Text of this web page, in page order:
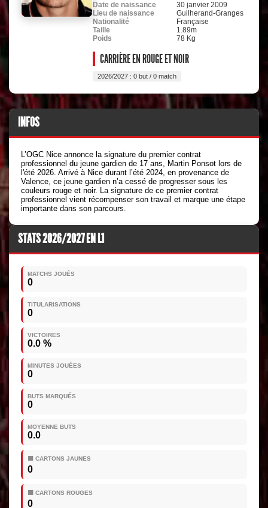
Date de naissance
30 janvier 2009
Lieu de naissance
Guilherand-Granges
Nationalité
Française
Taille
1.89m
Poids
78 Kg
CARRIÈRE EN ROUGE ET NOIR
2026/2027 : 0 but / 0 match
INFOS
L’OGC Nice annonce la signature du premier contrat
professionnel du jeune gardien de 17 ans, Martin Ponsot lors de
l'été 2026. Arrivé à Nice durant l’été 2024, en provenance de
Valence, ce jeune gardien n’a cessé de progresser sous les
couleurs rouge et noir. La signature de ce premier contrat
professionnel vient récompenser son travail et marque une étape
importante dans son parcours.
STATS 2026/2027 EN L1
MATCHS JOUÉS
0
TITULARISATIONS
0
VICTOIRES
0.0 %
MINUTES JOUÉES
0
BUTS MARQUÉS
0
MOYENNE BUTS
0.0
🟨 CARTONS JAUNES
0
🟥 CARTONS ROUGES
0